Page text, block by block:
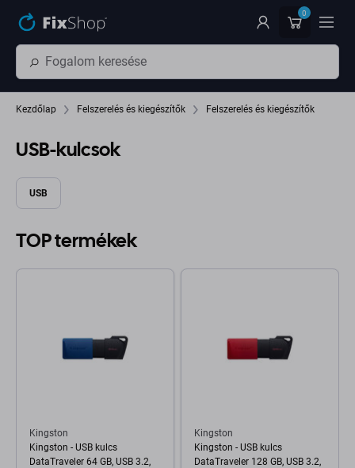
0
Kezdőlap Felszerelés és kiegészítők Felszerelés és kiegészítők
USB-kulcsok
USB
TOP termékek
Kingston
Kingston - USB kulcs
DataTraveler 64 GB, USB 3.2,
Kingston
Kingston - USB kulcs
DataTraveler 128 GB, USB 3.2,